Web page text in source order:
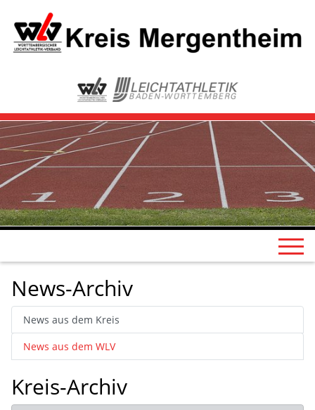
News-Archiv
News aus dem Kreis
News aus dem WLV
Kreis-Archiv